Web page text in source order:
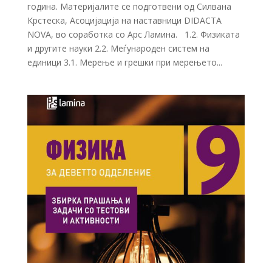
година. Материјалите се подготвени од Силвана
Крстеска, Асоцијација на наставници DIDACTA
NOVA, во соработка со Арс Ламина. 1.2. Физиката
и другите науки 2.2. Меѓународен систем на
единици 3.1. Мерење и грешки при мерењето...